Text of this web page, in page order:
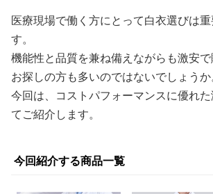
医療現場で働く方にとって白衣選びは
す。
機能性と品質を兼ね備えながらも激安
お探しの方も多いのではないでしょうか
今回は、コストパフォーマンスに優れ
てご紹介します。
今回紹介する商品一覧